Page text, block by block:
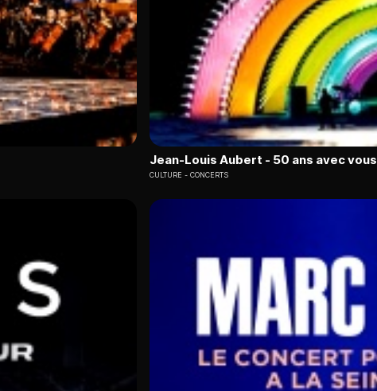
Jean-Louis Aubert - 50 ans avec vous
CULTURE CONCERTS